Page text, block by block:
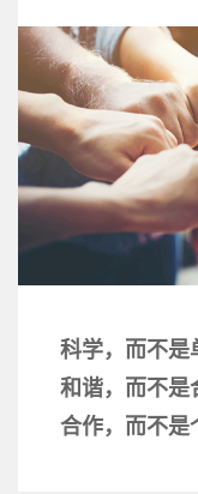
科学，而不是
和谐，而不是
合作，而不是